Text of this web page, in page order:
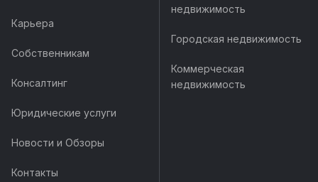
Карьера
Собственникам
Консалтинг
Юридические услуги
Новости и Обзоры
Контакты
недвижимость
Городская недвижимость
Коммерческая
недвижимость